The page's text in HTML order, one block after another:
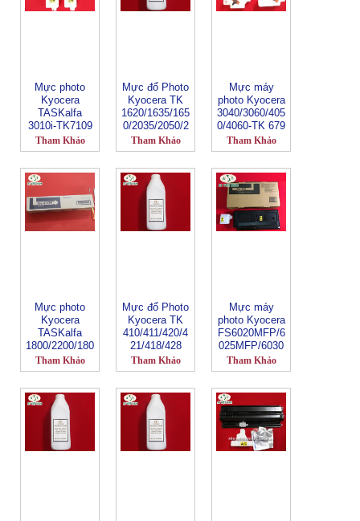
Mực photo
Kyocera
TASKalfa
3010i-TK7109
Tham Khảo
Mực đổ Photo
Kyocera TK
1620/1635/165
0/2035/2050/2
550
Tham Khảo
Mực máy
photo Kyocera
3040/3060/405
0/4060-TK 679
Tham Khảo
Mực photo
Kyocera
TASKalfa
1800/2200/180
1/2201-TK
4109
Tham Khảo
Mực đổ Photo
Kyocera TK
410/411/420/4
21/418/428
Tham Khảo
Mực máy
photo Kyocera
FS6020MFP/6
025MFP/6030
MFP-TK 479
Tham Khảo